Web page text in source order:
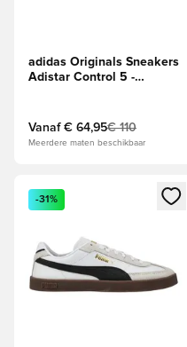
adidas Originals Sneakers
Adistar Control 5 -
Vanaf € 64,95€ 110
Meerdere maten beschikbaar
Opent een venster om in
-31%